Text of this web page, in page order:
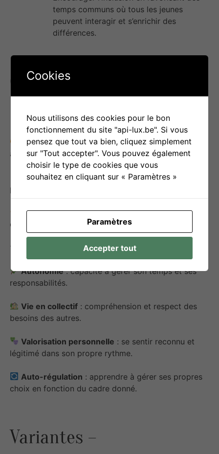
temps communs où tous les jeunes
peuvent interagir et s’enrichir des
différences.
Objectif(s) d’utilisation
Développement personnel et social:
Encourager l’autonomieen proposant un cadre
ajustable selon les capacités de chacun.
Favoriser la responsabilisationpar une
progression dans les libertés accordées.
Assurer un sentiment d’appartenancemalgré la
différenciation des rythmes.
Compétences développées:
Autonomie: capacité à gérer son temps et ses
responsabilités.
Vie en collectif : compréhension et respect des
besoins des autres.
Valorisation personnelle : se sentir reconnu et
légitimé dans son propre rythme.
Auto-régulation : apprendre à gérer ses propres
choix en fonction du cadre donné.
Variantes –
Cookies
Nous utilisons des cookies pour le bon
fonctionnement du site "api-lux.be". Si vous
pensez que tout va bien, cliquez simplement
sur "Tout accepter". Vous pouvez également
choisir le type de cookies que vous
souhaitez en cliquant sur « Paramètres »
Paramètres
Accepter tout